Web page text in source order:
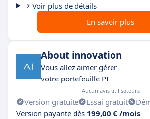
Voir plus de détails
En savoir plus
About innovation
Vous allez aimer gérer
votre portefeuille PI
Aucun avis utilisateurs
Version gratuite Essai gratuit
Version payante dès 199,00 € /mois